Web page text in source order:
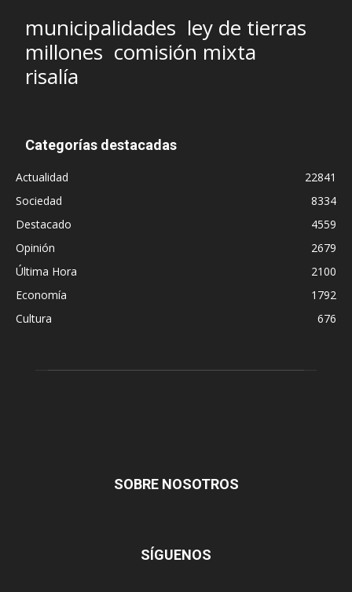
municipalidades ley de tierras
millones comisión mixta
risalía
Categorías destacadas
Actualidad
22841
Sociedad
8334
Destacado
4559
Opinión
2679
Última Hora
2100
Economía
1792
Cultura
676
SOBRE NOSOTROS
SÍGUENOS